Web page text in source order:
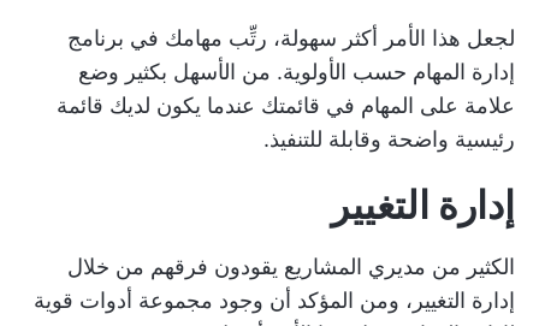
لجعل هذا الأمر أكثر سهولة، رتِّب مهامك في برنامج
إدارة المهام حسب الأولوية. من الأسهل بكثير وضع
علامة على المهام في قائمتك عندما يكون لديك قائمة
رئيسية واضحة وقابلة للتنفيذ.
إدارة التغيير
الكثير من مديري المشاريع يقودون فرقهم من خلال
إدارة التغيير، ومن المؤكد أن وجود مجموعة أدوات قوية